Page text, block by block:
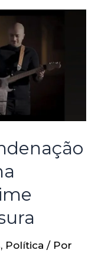
, Política / Por